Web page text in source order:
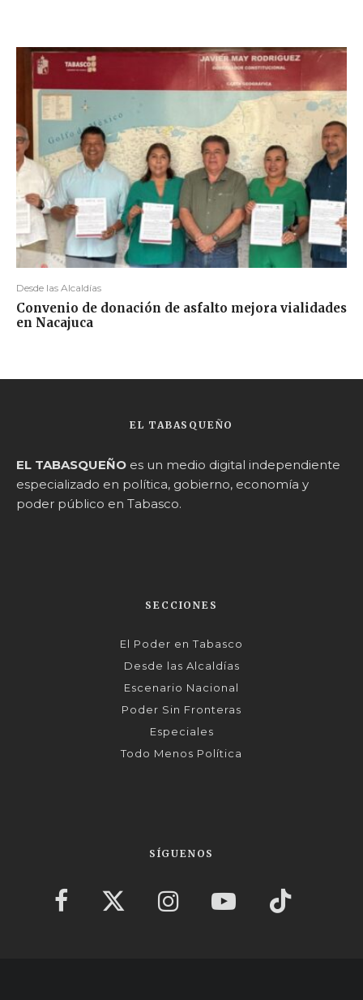
Desde las Alcaldías
Convenio de donación de asfalto mejora vialidades
en Nacajuca
EL TABASQUEÑO
EL TABASQUEÑO es un medio digital independiente
especializado en política, gobierno, economía y
poder público en Tabasco.
SECCIONES
El Poder en Tabasco
Desde las Alcaldías
Escenario Nacional
Poder Sin Fronteras
Especiales
Todo Menos Política
SÍGUENOS